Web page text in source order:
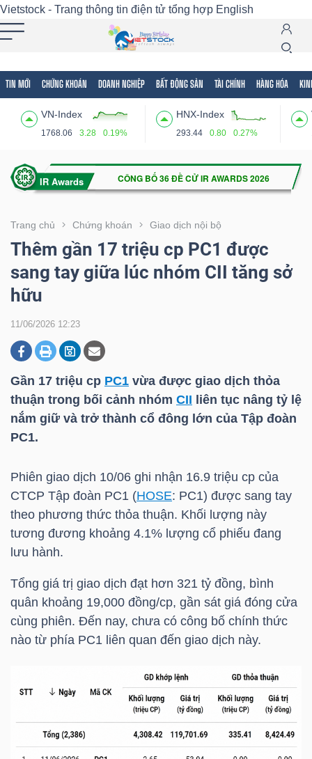
Vietstock - Trang thông tin điện tử tổng hợp English
TIN MỚI CHỨNG KHOÁN DOANH NGHIỆP BẤT ĐỘNG SẢN TÀI CHÍNH HÀNG HÓA
VN-Index
1768.06 3.28 0.19%
HNX-Index
293.44 0.80 0.27%
Trang chủ Chứng khoán Giao dịch nội bộ
Thêm gần 17 triệu cp PC1 được
sang tay giữa lúc nhóm CII tăng sở
hữu
11/06/2026 12:23
Gần 17 triệu cp PC1 vừa được giao dịch thỏa
thuận trong bối cảnh nhóm CII liên tục nâng tỷ lệ
nắm giữ và trở thành cổ đông lớn của Tập đoàn
PC1.
Phiên giao dịch 10/06 ghi nhận 16.9 triệu cp của
CTCP Tập đoàn PC1 (HOSE: PC1) được sang tay
theo phương thức thỏa thuận. Khối lượng này
tương đương khoảng 4.1% lượng cổ phiếu đang
lưu hành.
Tổng giá trị giao dịch đạt hơn 321 tỷ đồng, bình
quân khoảng 19,000 đồng/cp, gần sát giá đóng cửa
cùng phiên. Đến nay, chưa có công bố chính thức
nào từ phía PC1 liên quan đến giao dịch này.
Tất cả Tính năng Ngành Mã chứng khoán
Tính
(-)
VIETSTOCK
CHỨNG
KHOÁN
DOANH
NGHIỆP
BẤT
SẢN
TÀI
HÀNG